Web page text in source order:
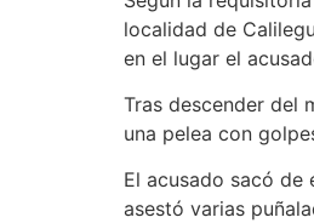
localidad de
en el lugar el
Tras descender del
una pelea con
El acusado sacó
asestó varias